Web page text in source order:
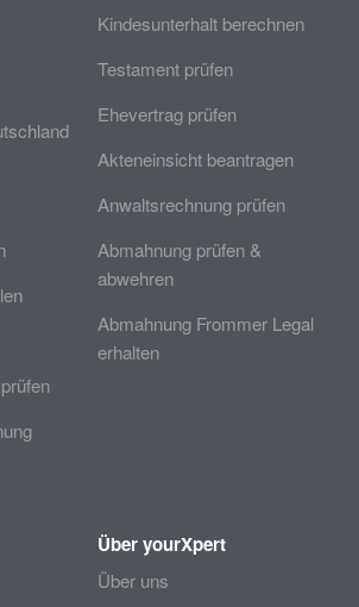
Kindesunterhalt berechnen
Testament prüfen
Ehevertrag prüfen
Akteneinsicht beantragen
Anwaltsrechnung prüfen
Abmahnung prüfen &
abwehren
Abmahnung Frommer Legal
erhalten
Über yourXpert
Über uns